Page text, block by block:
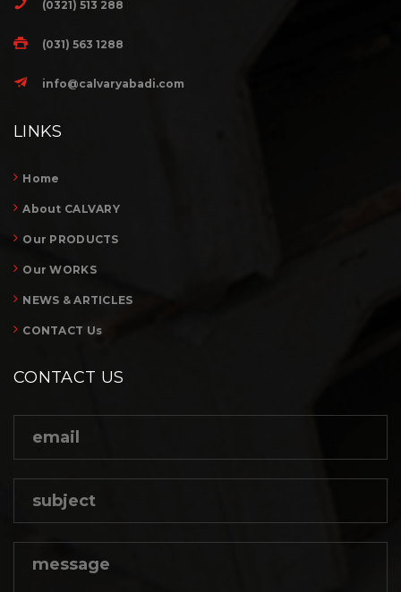
(0321) 513 288
(031) 563 1288
info@calvaryabadi.com
LINKS
Home
About CALVARY
Our PRODUCTS
Our WORKS
NEWS & ARTICLES
CONTACT Us
CONTACT US